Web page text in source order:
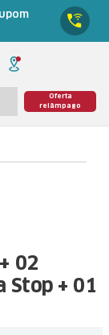
Oferta
relâmpago
02
Stop + 01